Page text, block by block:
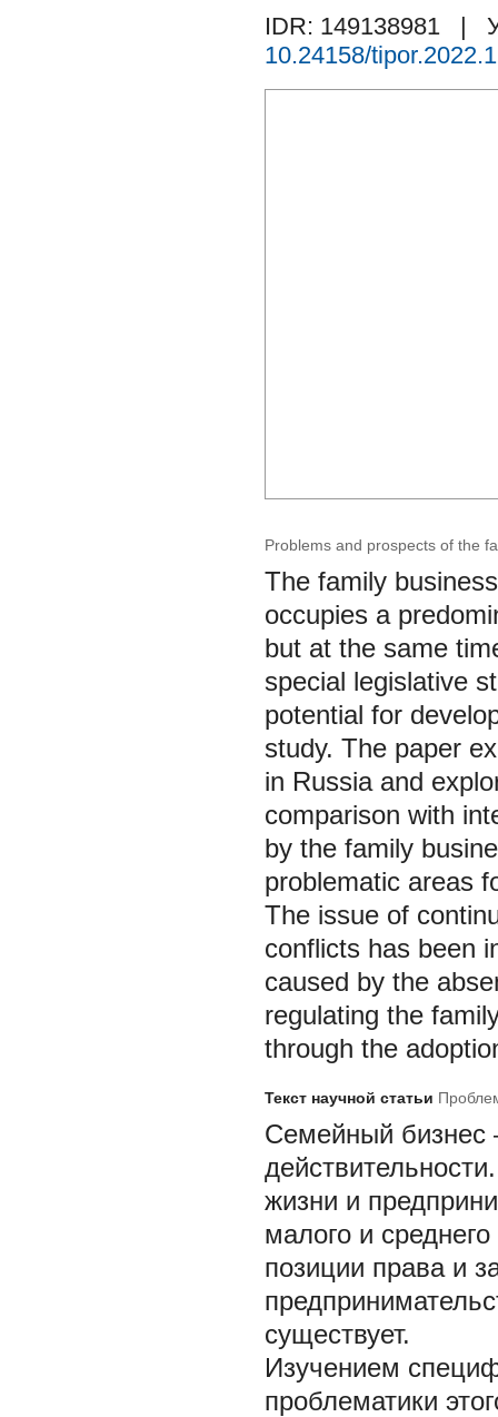
IDR: 149138981
|
10.24158/
Problems and prospects of the
The family
occupies a
but at the same
special legislative
potential for
study. The paper
in Russia and
comparison with
by the family
problematic areas
The issue of
conflicts has been
caused by the
regulating the
through the
Текст научной статьи
Семейный бизнес
жизни и
малого и
позиции права и
существует.
Изучением
проблематики